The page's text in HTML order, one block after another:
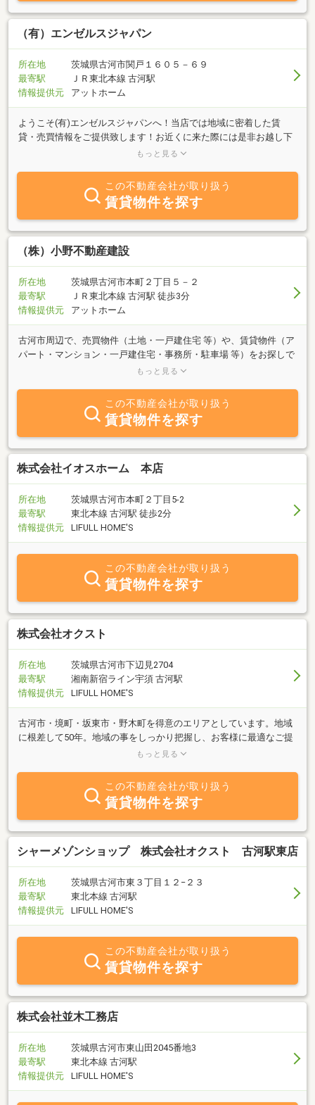
（有）エンゼルスジャパン
所在地
茨城県古河市関戸１６０５－６９
最寄駅
ＪＲ東北本線 古河駅
情報提供元
アットホーム
ようこそ(有)エンゼルスジャパンへ！当店では地域に密着した賃
貸・売買情報をご提供致します！お近くに来た際には是非お越し下
さい。スタッフ一同心よりお待ちしております。不動産の売却・管
ぐ。夢庵さんの２軒となりです！
もっと見る
この不動産会社が取り扱う
賃貸物件を探す
（株）小野不動産建設
所在地
茨城県古河市本町２丁目５－２
最寄駅
ＪＲ東北本線 古河駅 徒歩3分
情報提供元
アットホーム
古河市周辺で、売買物件（土地・一戸建住宅 等）や、賃貸物件（ア
パート・マンション・一戸建住宅・事務所・駐車場 等）をお探しで
したら、小野不動産建設へご相談ください。 地元に密着した弊社な
まいがあることを前提に、小野不動産建設は、ナチュラル＆ハッピ
ーライフを提唱していきます。
もっと見る
この不動産会社が取り扱う
賃貸物件を探す
株式会社イオスホーム 本店
所在地
茨城県古河市本町２丁目5-2
最寄駅
東北本線 古河駅 徒歩2分
情報提供元
LIFULL HOME'S
この不動産会社が取り扱う
賃貸物件を探す
株式会社オクスト
所在地
茨城県古河市下辺見2704
最寄駅
湘南新宿ライン宇須 古河駅
情報提供元
LIFULL HOME'S
古河市・境町・坂東市・野木町を得意のエリアとしています。地域
に根差して50年。地域の事をしっかり把握し、お客様に最適なご提
案をさせていただきます。売却・購入・住み替えなどのご相談は是
もっと見る
この不動産会社が取り扱う
賃貸物件を探す
シャーメゾンショップ 株式会社オクスト 古河駅東店
所在地
茨城県古河市東３丁目１２−２３
最寄駅
東北本線 古河駅
情報提供元
LIFULL HOME'S
この不動産会社が取り扱う
賃貸物件を探す
株式会社並木工務店
所在地
茨城県古河市東山田2045番地3
最寄駅
東北本線 古河駅
情報提供元
LIFULL HOME'S